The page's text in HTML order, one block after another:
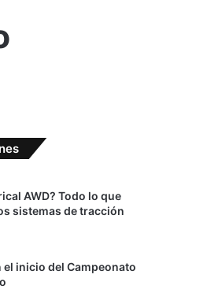
AWD? Todo lo que
sistemas de tracción
inicio del Campeonato